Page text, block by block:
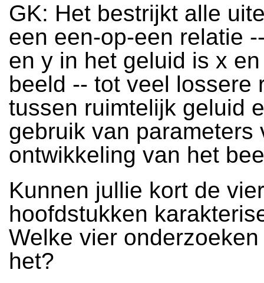
GK: Het bestrijkt alle
een een-op-een relatie
en y in het geluid is x
beeld -- tot veel lossere
tussen ruimtelijk geluid
gebruik van parameters
ontwikkeling van het
Kunnen jullie kort de vier
hoofdstukken
Welke vier
het?